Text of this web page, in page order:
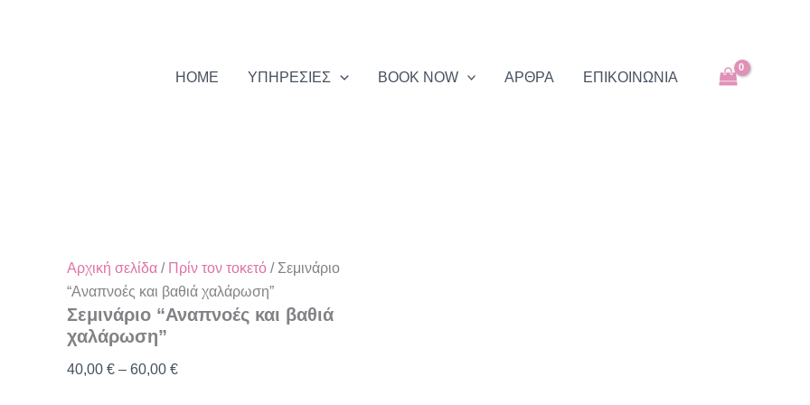
HOME
ΥΠΗΡΕΣΙΕΣ BOOK NOW ΑΡΘΡΑ EΠΙΚΟΙΝΩΝΙΑ
Αρχική σελίδα/ Πρίν τον τοκετό/ Σεμινάριο
“Αναπνοές και βαθιά χαλάρωση”
Σεμινάριο “Αναπνοές και βαθιά
χαλάρωση”
40,00 € – 60,00 €
through